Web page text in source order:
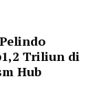
Triliun di
Hub